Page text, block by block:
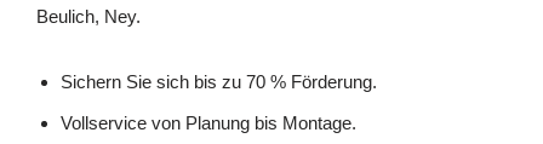
Beulich, Ney.
Sichern Sie sich bis zu 70 % Förderung.
Vollservice von Planung bis Montage.